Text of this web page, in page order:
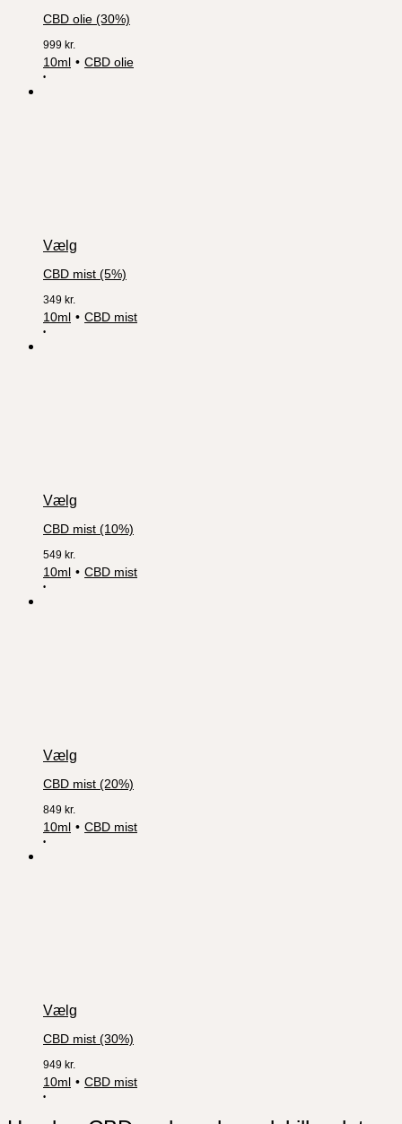
CBD olie (30%)
999 kr.
10ml CBD olie
Vælg
CBD mist (5%)
349 kr.
10ml CBD mist
Vælg
CBD mist (10%)
549 kr.
10ml CBD mist
Vælg
CBD mist (20%)
849 kr.
10ml CBD mist
Vælg
CBD mist (30%)
949 kr.
10ml CBD mist